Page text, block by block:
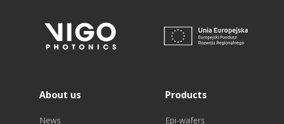
About us
News
Products
Epi-wafers